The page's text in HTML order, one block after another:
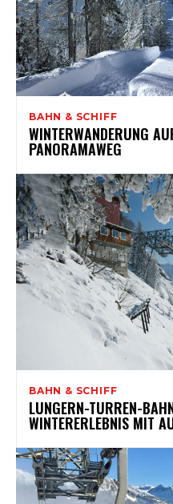
BAHN & SCHIFF
WINTERWANDERUNG
PANORAMAWEG
BAHN & SCHIFF
LUNGERN-TURREN-
WINTERERLEBNIS MIT